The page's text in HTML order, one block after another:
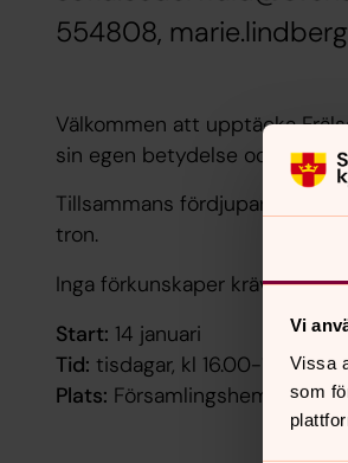
Vi
Vissa
som
554808,
Välkommen att upptäcka
sin egen betydelse och
Tillsammans fördjupar vi oss i
tron.
Inga förkunskaper krävs.
Start: 14 januari
Tid: tisdagar, kl 16.00-18.00
Plats: Församlingshemmet i